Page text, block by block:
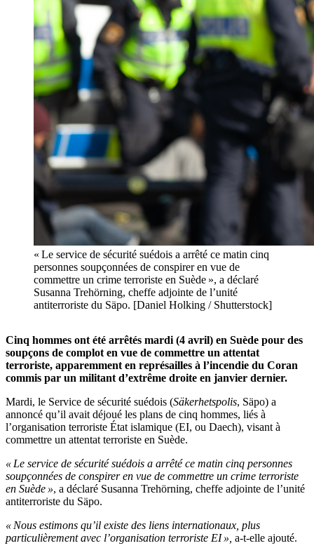
« Le service de sécurité suédois a arrêté ce matin cinq
personnes soupçonnées de conspirer en vue de
commettre un crime terroriste en Suède », a déclaré
Susanna Trehörning, cheffe adjointe de l’unité
antiterroriste du Säpo. [Daniel Holking / Shutterstock]
Cinq hommes ont été arrêtés mardi (4 avril) en Suède pour des
soupçons de complot en vue de commettre un attentat
terroriste, apparemment en représailles à l’incendie du Coran
commis par un militant d’extrême droite en janvier dernier.
Mardi, le Service de sécurité suédois (Säkerhetspolis, Säpo) a
annoncé qu’il avait déjoué les plans de cinq hommes, liés à
l’organisation terroriste État islamique (EI, ou Daech), visant à
commettre un attentat terroriste en Suède.
« Le service de sécurité suédois a arrêté ce matin cinq personnes
soupçonnées de conspirer en vue de commettre un crime terroriste
en Suède », a déclaré Susanna Trehörning, cheffe adjointe de l’unité
antiterroriste du Säpo.
« Nous estimons qu’il existe des liens internationaux, plus
particulièrement avec l’organisation terroriste EI », a-t-elle ajouté.